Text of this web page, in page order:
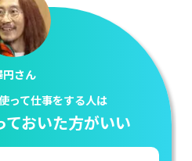
優紀さん
がなかなか出ない方に
だと思う